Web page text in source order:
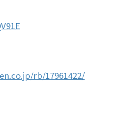
rb/17961422/